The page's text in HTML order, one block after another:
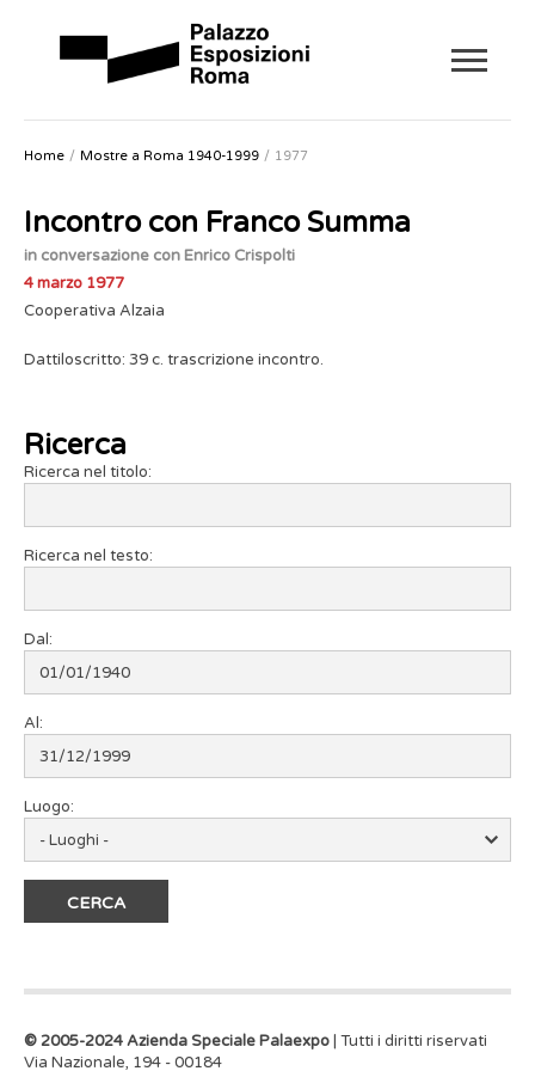
Home Mostre a Roma 1940-1999 1977
Incontro con Franco Summa
in conversazione con Enrico Crispolti
4 marzo 1977
Cooperativa Alzaia
Dattiloscritto: 39 c. trascrizione incontro.
Ricerca
Ricerca nel titolo:
Ricerca nel testo:
Dal:
Al:
Luogo:
© 2005-2024 Azienda Speciale Palaexpo | Tutti i diritti riservati
Via Nazionale, 194 - 00184